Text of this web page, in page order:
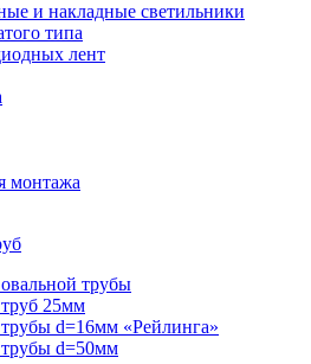
и накладные светильники
типа
лент
монтажа
трубы
25мм
d=16мм «Рейлинга»
d=50мм